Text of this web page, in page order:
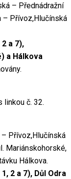
– Přednádražní
– Přívoz,Hlučínská
a 7),
a Hálkova
linkou č. 32.
Přívoz,Hlučínská
Mariánskohorské,
Hálkova.
2 a 7), Důl Odra